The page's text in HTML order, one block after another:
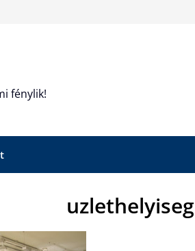
fénylik!
uzlethelyiseg